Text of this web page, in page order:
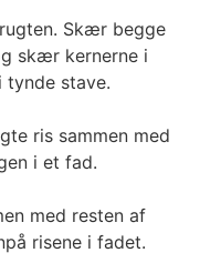
Skær begge
skær kernerne i
tynde stave.
ris sammen med
i et fad.
med resten af
risene i fadet.